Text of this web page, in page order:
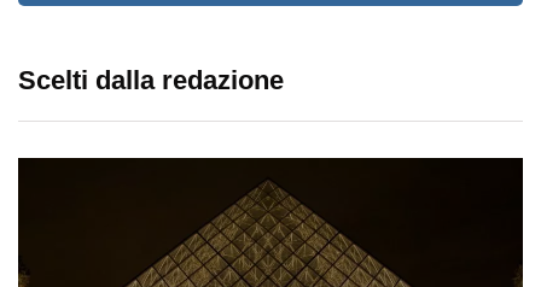
Scelti dalla redazione